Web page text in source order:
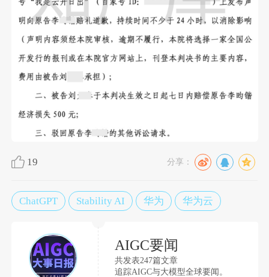
19 分享：
ChatGPT Stability AI 华为 华为云
AIGC要闻
共发表247篇文章
追踪AIGC与大模型全球要闻。